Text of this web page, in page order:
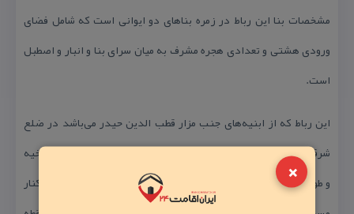
×
مشخصات بنا این رباط در زمره بناهای دو ایوانی است كه شامل فضای
ورودی هشتی و تعدادی هجره مشرف به میان سرای بنا و انبار و اصطبل
است.
این رباط كه از ابنیه‌های جنب مزار قطب الدین حیدر می‌باشد در ضلع
شرقی مزار قطب‌الدین حیدر قرار دارد و از چند ایوان و غرفه و اتاق و اخیه
و طویله و انبار تشكیل شده و شكل و تركیب كاروانسرایی دارد كه در كنار